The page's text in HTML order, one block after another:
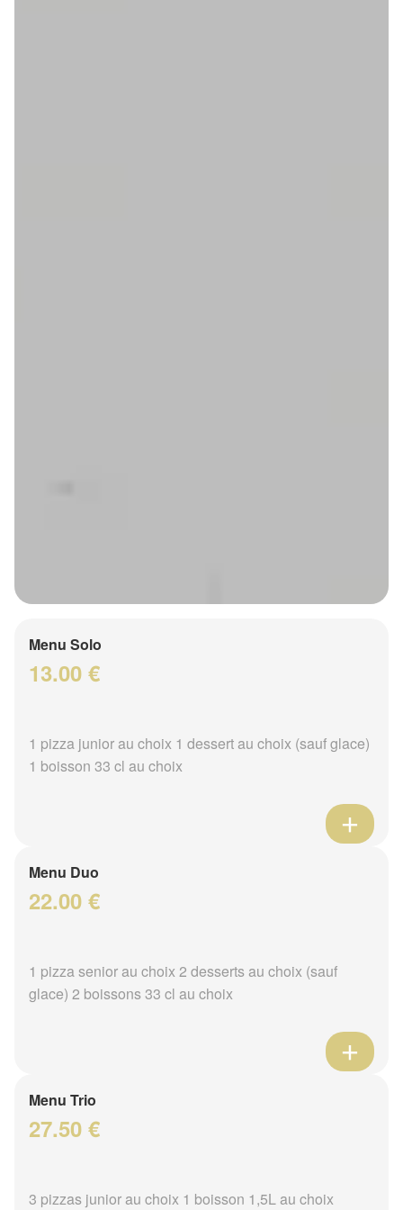
Menu Solo
13.00 €
1 pizza junior au choix 1 dessert au choix (sauf glace)
1 boisson 33 cl au choix
Menu Duo
22.00 €
1 pizza senior au choix 2 desserts au choix (sauf
glace) 2 boissons 33 cl au choix
Menu Trio
27.50 €
3 pizzas junior au choix 1 boisson 1,5L au choix